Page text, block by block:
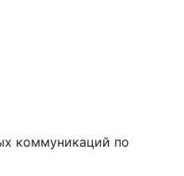
коммуникаций по